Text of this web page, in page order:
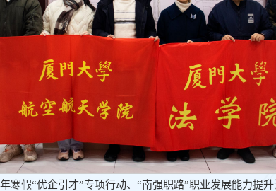
寒假“优企引才”专项行动、“南强职路”职业发展能力提